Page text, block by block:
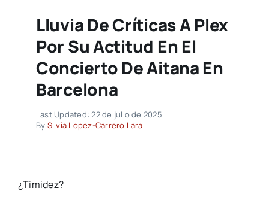
Lluvia De Críticas A Plex
Por Su Actitud En El
Concierto De Aitana En
Barcelona
Last Updated: 22 de julio de 2025
By Silvia Lopez-Carrero Lara
¿Timidez?